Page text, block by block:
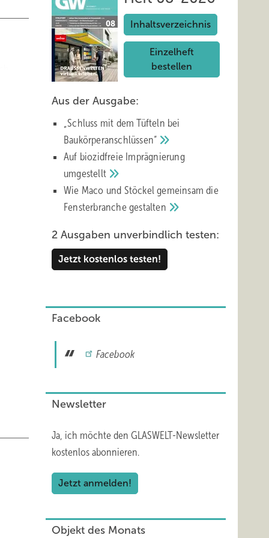
ist.
Inhaltsverzeichnis
Einzelheft
bestellen
Aus der Ausgabe:
„Schluss mit d em Tüfteln bei
Baukörperanschlüssen“
Auf biozidfreie Imprägnierung
umgestellt
Wie Maco und Stöckel gemeinsam die
Fensterbranche gestalten
2 Ausgaben unverbindlich testen:
Jetzt kostenlos testen!
Facebook
Facebook
Newsletter
Ja, ich möchte den GLASWELT-Newsletter
kostenlos abonnieren.
Jetzt anmelden!
Objekt des Monats